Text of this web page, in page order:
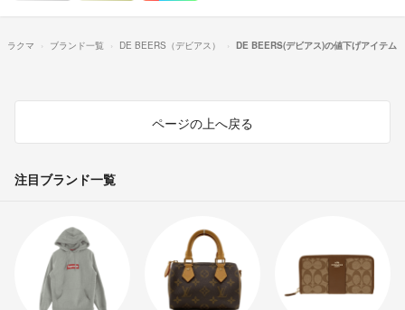
ラクマ ブランド一覧 DE BEERS（デビアス） DE BEERS(デビアス)の値下げアイテム
ページの上へ戻る
注目ブランド一覧